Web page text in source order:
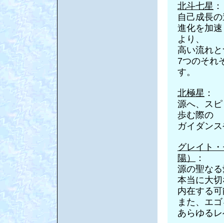
北斗七星 ：
自己成長
進化を加
より、
高い流れ
7つのそれ
す。
北極星 ：
源へ、ス
歩む際の
ガイダン
グレイト
陽）
：
源の聖な
本当に大
内在する
また、エ
あらゆる